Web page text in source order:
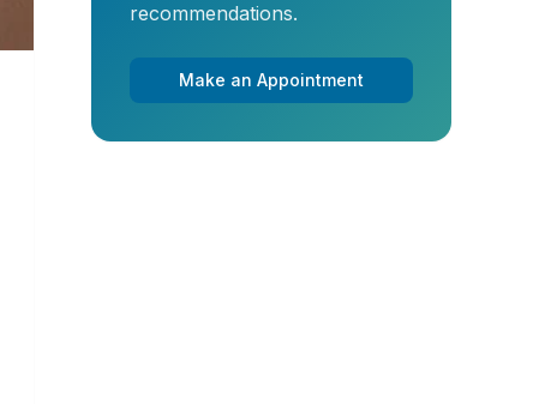
recommendations.
Make an Appointment